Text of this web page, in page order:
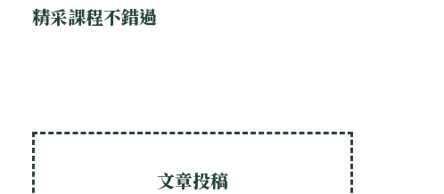
精采課程不錯過
文章投稿